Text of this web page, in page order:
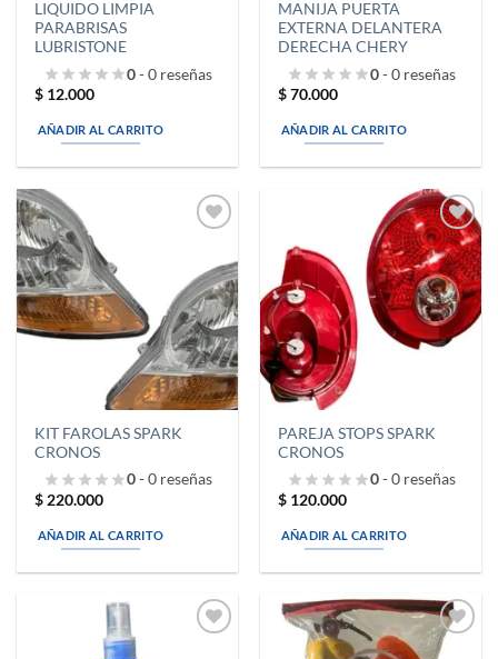
LIQUIDO LIMPIA
PARABRISAS
LUBRISTONE
0- 0 reseñas
$ 12.000
AÑADIR AL CARRITO
MANIJA PUERTA
EXTERNA DELANTERA
DERECHA CHERY
0- 0 reseñas
$70.000
AÑADIR AL CARRITO
lista de
deseos
KIT FAROLAS SPARK
CRONOS
0- 0 reseñas
$ 220.000
AÑADIR AL CARRITO
Añadir
a la
lista de
deseos
PAREJA STOPS SPARK
CRONOS
0- 0 reseñas
$ 120.000
AÑADIR AL CARRITO
Añadir